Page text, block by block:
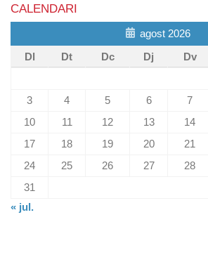
CALENDARI
agost 2026
Dl
Dt Dc Dj Dv
3
4 5 6 7
10
11 12 13 14
17
18 19 20 21
24
25 26 27 28
31
« jul.